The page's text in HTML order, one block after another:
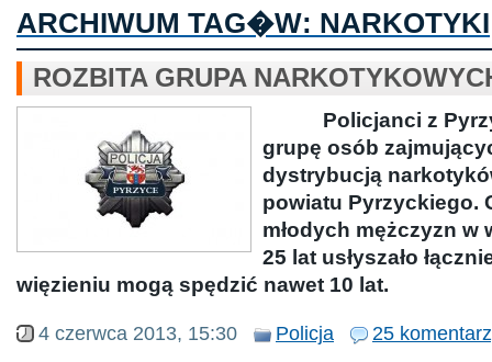
ARCHIWUM TAG�W: NARKOTYKI
ROZBITA GRUPA
Policjanci z
grupę osób
dystrybucją
powiatu Pyrzyckiego.
młodych mężczyzn w
25 lat usłyszało
więzieniu mogą spędzić nawet 10 lat.
4 czerwca 2013, 15:30 Policja 25